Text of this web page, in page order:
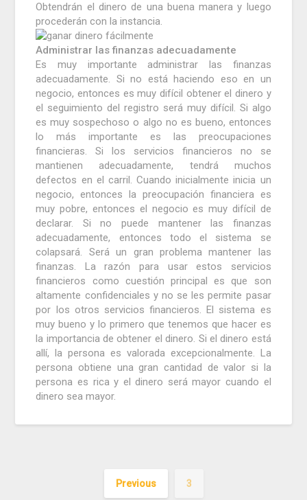
Obtendrán el dinero de una buena manera y luego
procederán con la instancia.
Administrar las finanzas adecuadamente
Es muy importante administrar las finanzas
adecuadamente. Si no está haciendo eso en un
negocio, entonces es muy difícil obtener el dinero y
el seguimiento del registro será muy difícil. Si algo
es muy sospechoso o algo no es bueno, entonces
lo más importante es las preocupaciones
financieras.Si los servicios financieros no se
mantienen adecuadamente, tendrá muchos
defectos en el carril.Cuando inicialmente inicia un
negocio, entonces la preocupación financiera es
muy pobre, entonces el negocio es muy difícil de
declarar. Si no puede mantener las finanzas
adecuadamente, entonces todo el sistema se
colapsará. Será un gran problema mantener las
finanzas. La razón para usar estos servicios
financieros como cuestión principal es que son
altamente confidenciales y no se les permite pasar
por los otros servicios financieros.El sistema es
muy bueno y lo primero que tenemos que hacer es
la importancia de obtener el dinero. Si el dinero está
allí, la persona es valorada excepcionalmente. La
persona obtiene una gran cantidad de valor si la
persona es rica y el dinero será mayor cuando el
dinero sea mayor.
Previous 3